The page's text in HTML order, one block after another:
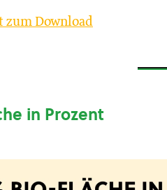
zum Download
in Prozent